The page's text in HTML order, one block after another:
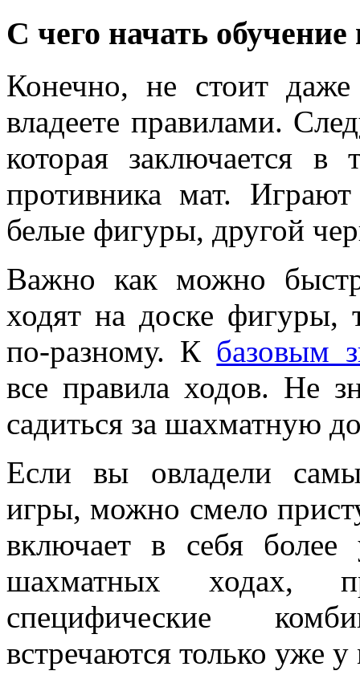
С чего начать обучение
Конечно, не стоит
владеете правилами.
которая заключается
противника мат.
белые фигуры, другой
Важно как можно
ходят на доске фигуры,
по-разному. К базовым
все правила ходов. Не
садиться за шахматную
Если вы овладели
игры, можно смело
включает в себя более
шахматных ходах,
специфические
встречаются только уже